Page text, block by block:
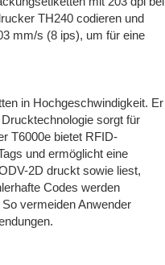
TH240 codieren und
mm/s (8 ips), um für eine
in Hochgeschwindigkeit. Er
sorgt für
T6000e bietet RFID-
und ermöglicht eine
2D druckt sowie liest,
Codes werden
vermeiden Anwender